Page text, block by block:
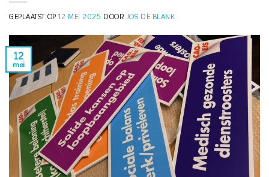
GEPLAATST OP12 MEI 2025 DOOR JOS DE BLANK
12
mei